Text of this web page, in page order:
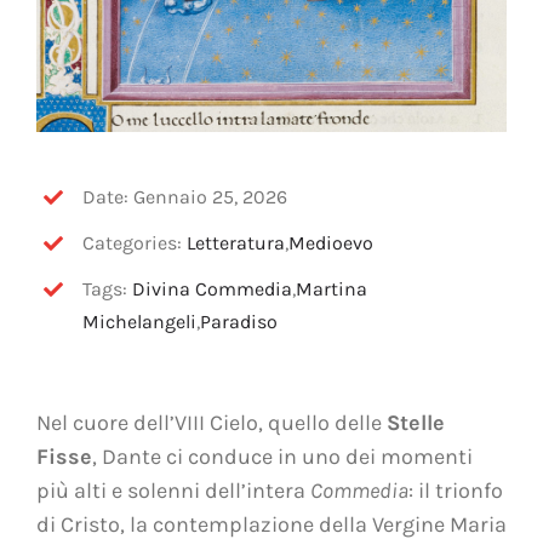
Date: Gennaio 25, 2026
Categories: Letteratura,Medioevo
Tags: Divina Commedia,Martina
Michelangeli,Paradiso
Nel cuore dell’VIII Cielo, quello delle Stelle
Fisse, Dante ci conduce in uno dei momenti
più alti e solenni dell’intera Commedia: il trionfo
di Cristo, la contemplazione della Vergine Maria